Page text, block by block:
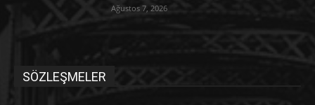
Ağustos 7, 2026
SÖZLEŞMELER